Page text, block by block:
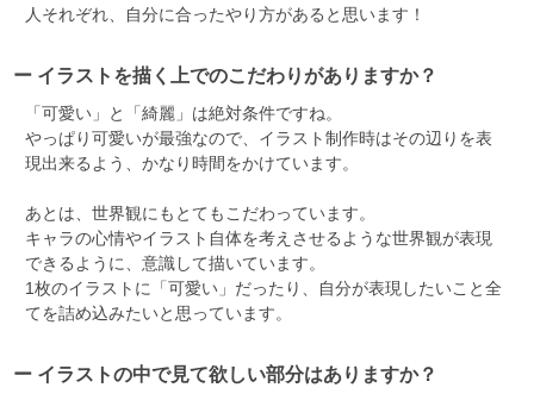
人それぞれ、自分に合ったやり方があると思います！
ー イラストを描く上でのこだわりがありますか？
「可愛い」と「綺麗」は絶対条件ですね。
やっぱり可愛いが最強なので、イラスト制作時はその辺りを表
現出来るよう、かなり時間をかけています。
あとは、世界観にもとてもこだわっています。
キャラの心情やイラスト自体を考えさせるような世界観が表現
できるように、意識して描いています。
1枚のイラストに「可愛い」だったり、自分が表現したいこと全
てを詰め込みたいと思っています。
ー イラストの中で見て欲しい部分はありますか？